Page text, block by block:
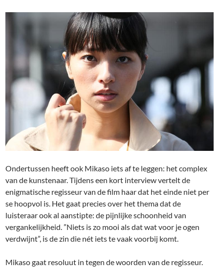
Ondertussen heeft ook Mikaso iets af te leggen: het complex
van de kunstenaar. Tijdens een kort interview vertelt de
enigmatische regisseur van de film haar dat het einde niet per
se hoopvol is. Het gaat precies over het thema dat de
luisteraar ook al aanstipte: de pijnlijke schoonheid van
vergankelijkheid. ”Niets is zo mooi als dat wat voor je ogen
verdwijnt”, is de zin die nét iets te vaak voorbij komt.
Mikaso gaat resoluut in tegen de woorden van de regisseur.